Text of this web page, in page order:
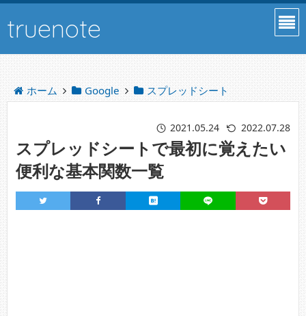
truenote
ホーム Google スプレッドシート
2022.07.28
2021.05.24
スプレッドシートで最初に覚えたい
便利な基本関数一覧